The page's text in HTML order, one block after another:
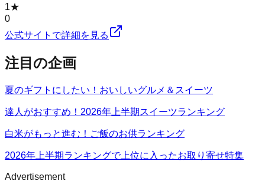
1★
0
公式サイトで詳細を見る
注目の企画
夏のギフトにしたい！おいしいグルメ＆スイーツ
達人がおすすめ！2026年上半期スイーツランキング
白米がもっと進む！ご飯のお供ランキング
2026年上半期ランキングで上位に入ったお取り寄せ特集
Advertisement